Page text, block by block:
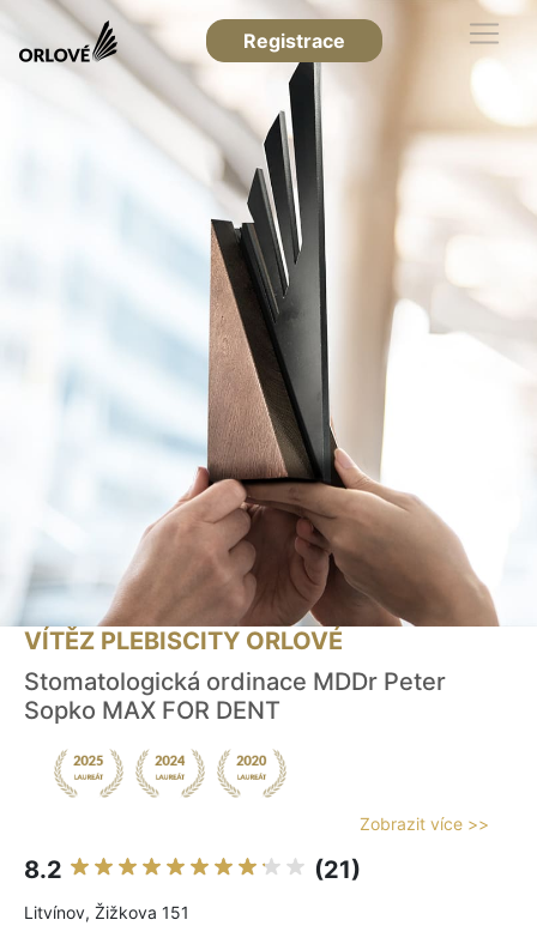
Registrace
VÍTĚZ PLEBISCITY ORLOVÉ
Stomatologická ordinace MDDr Peter
Sopko MAX FOR DENT
Zobrazit více >>
8.2 (21)
Litvínov, Žižkova 151